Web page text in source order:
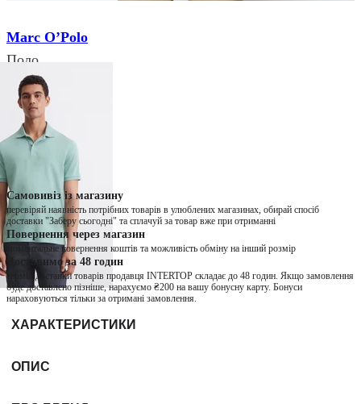
Marc O’Polo
Поло
₴ 3 999
₴ 1 199
Немає в наявності
Колір:Білий
Самовивіз із магазину
перевіряй наявність потрібних товарів в улюблених магазинах, обирай спосіб
доставки "Заберу сьогодні" та сплачуй за товар вже при отриманні
Повернення через магазин
моментальне повернення коштів та можливість обміну на інший розмір
Доставимо за 48 годин
термін доставки товарів продавця INTERTOP складає до 48 годин. Якщо замовлення
буде доставлено пізніше, нарахуємо ₴200 на вашу бонусну карту. Бонуси
нараховуються тільки за отримані замовлення.
ХАРАКТЕРИСТИКИ
ОПИС